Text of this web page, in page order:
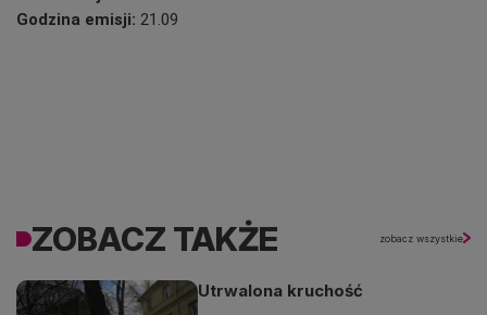
Godzina emisji: 21.09
ZOBACZ TAKŻE zobacz wszystkie
Utrwalona kruchość